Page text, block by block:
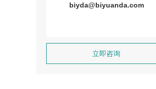
biyda@biyuanda.com
立即咨询